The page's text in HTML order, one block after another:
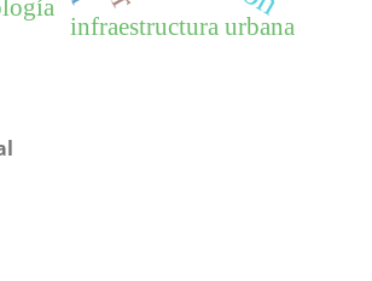
infraestructura urbana